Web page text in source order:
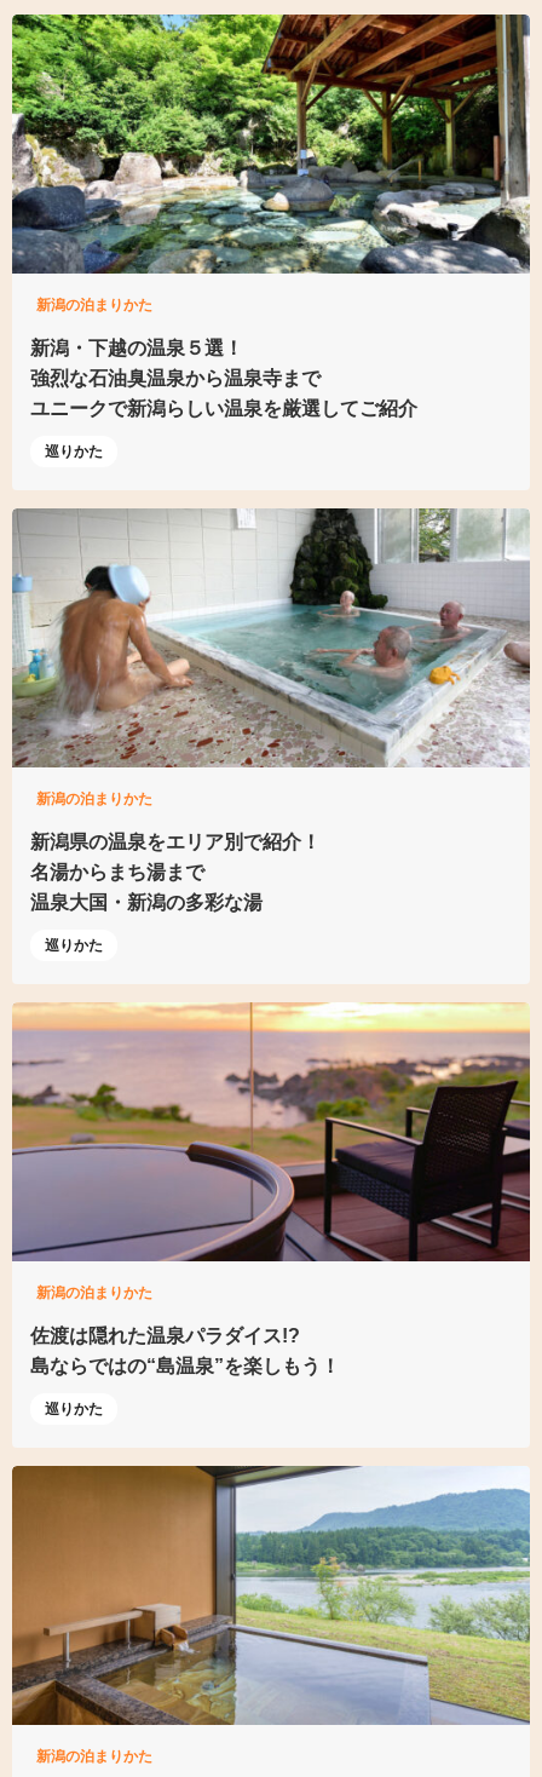
新潟の泊まりかた
新潟・下越の温泉５選！
強烈な石油臭温泉から温泉寺まで
ユニークで新潟らしい温泉を厳選してご紹介
巡りかた
新潟の泊まりかた
新潟県の温泉をエリア別で紹介！
名湯からまち湯まで
温泉大国・新潟の多彩な湯
巡りかた
新潟の泊まりかた
佐渡は隠れた温泉パラダイス!?
島ならではの“島温泉”を楽しもう！
巡りかた
新潟の泊まりかた